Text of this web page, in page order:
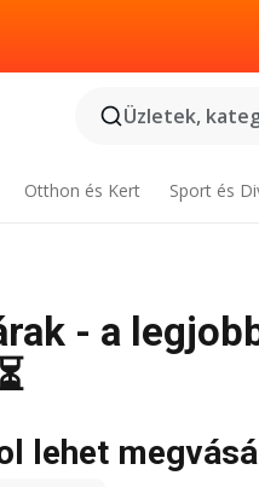
Üzletek,
Otthon és Kert Sport és
- a
lehet